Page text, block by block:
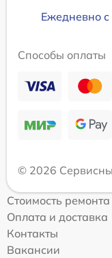
Ежедневно
Способы оплаты
© 2026
Стоимость ремонта
Оплата и доставка
Контакты
Вакансии